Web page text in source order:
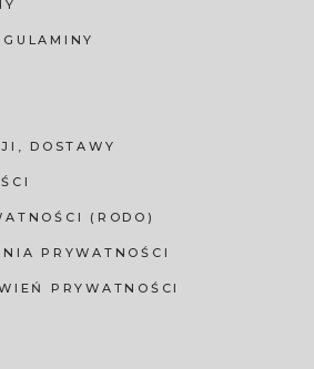
DOSTAWY
(RODO)
PRYWATNOŚCI
PRYWATNOŚCI